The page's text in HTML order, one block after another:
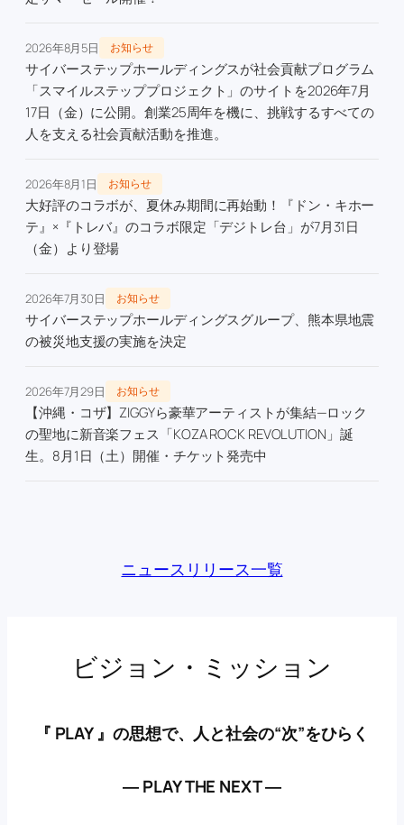
2026年8月5日 お知らせ
サイバーステップホールディングスが社会貢献プログラム
「スマイルステッププロジェクト」のサイトを2026年7月
17日（金）に公開。創業25周年を機に、挑戦するすべての
人を支える社会貢献活動を推進。
2026年8月1日 お知らせ
大好評のコラボが、夏休み期間に再始動！『ドン・キホー
テ』×『トレバ』のコラボ限定「デジトレ台」が7月31日
（金）より登場
2026年7月30日 お知らせ
サイバーステップホールディングスグループ、熊本県地震
の被災地支援の実施を決定
2026年7月29日 お知らせ
【沖縄・コザ】ZIGGYら豪華アーティストが集結—ロック
の聖地に新音楽フェス「KOZA ROCK REVOLUTION」誕
生。8月1日（土）開催・チケット発売中
ニュースリリース一覧
ビジョン・ミッション
『 PLAY 』の思想で、人と社会の“次”をひらく
― PLAY THE NEXT ―